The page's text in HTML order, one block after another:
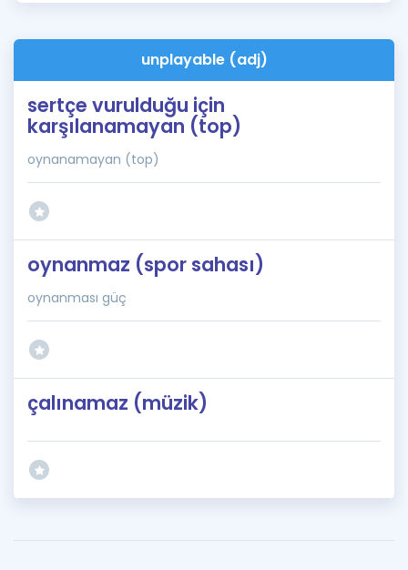
İngilizce Gramerunplayable (adj)
sertçe vurulduğu için
karşılanamayan (top)
oynanamayan (top)
oynanmaz (spor sahası)
oynanması güç
çalınamaz (müzik)